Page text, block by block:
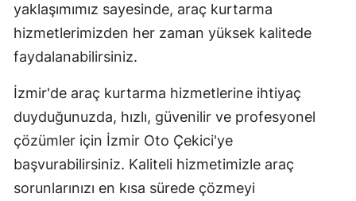
yaklaşımımız sayesinde, araç kurtarma
hizmetlerimizden her zaman yüksek kalitede
faydalanabilirsiniz.
İzmir'de araç kurtarma hizmetlerine ihtiyaç
duyduğunuzda, hızlı, güvenilir ve profesyonel
çözümler için İzmir Oto Çekici'ye
başvurabilirsiniz. Kaliteli hizmetimizle araç
sorunlarınızı en kısa sürede çözmeyi